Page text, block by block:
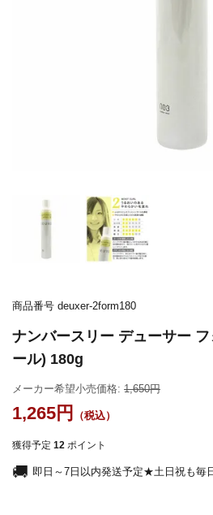
商品番号 deuxer-2form180
ナンバースリー デューサー
ール) 180g
メーカー希望小売価格: 1,650
1,265
獲得予定 12 ポイント
即日～7日以内発送予定★土日祝も毎